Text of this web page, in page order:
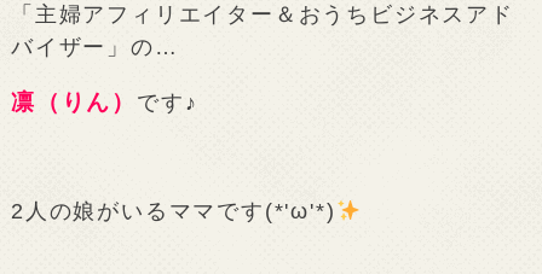
「主婦アフィリエイター＆おうちビジネスアド
バイザー」の…
凛（りん） です♪
2人の娘がいるママです(*'ω'*)